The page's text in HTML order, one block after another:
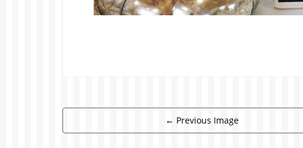
← Previous Image